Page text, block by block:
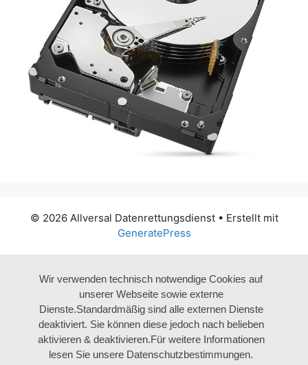
© 2026 Allversal Datenrettungsdienst• Erstellt mit
GeneratePress
Wir verwenden technisch notwendige Cookies auf
unserer Webseite sowie externe
Dienste.Standardmäßig sind alle externen Dienste
deaktiviert. Sie können diese jedoch nach belieben
aktivieren & deaktivieren.Für weitere Informationen
lesen Sie unsere Datenschutzbestimmungen.